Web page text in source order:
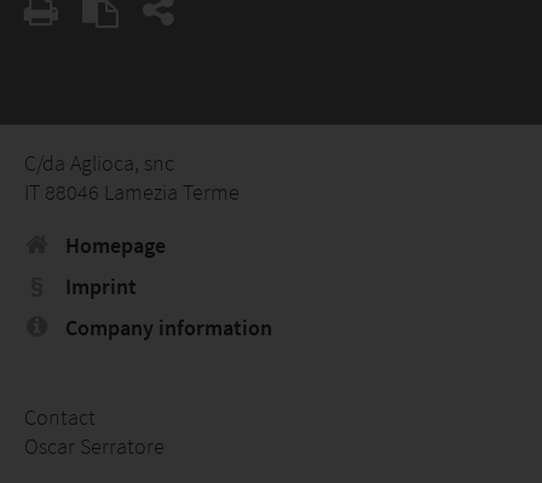
C/da Aglioca, snc
IT 88046 Lamezia Terme
Homepage
Imprint
Company information
Contact
Oscar Serratore